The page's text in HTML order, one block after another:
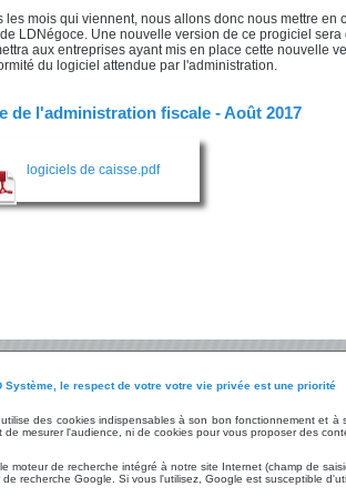
les mois qui viennent, nous allons donc nous mettre
LDNégoce. Une nouvelle version de ce progiciel
aux entreprises ayant mis en place cette nouvelle
du logiciel attendue par l'administration.
de l'administration fiscale - Août 2017
logiciels de caisse.pdf
/ Démonstration
Audit
Matériels
Hébergement
Système, le respect de votre votre vie privée est une priorité
des cookies indispensables à son bon fonctionnement et à
de mesurer l'audience, ni de cookies pour vous proposer des
moteur de recherche intégré à notre site Internet (champ de
recherche Google. Si vous l'utilisez, Google est susceptible